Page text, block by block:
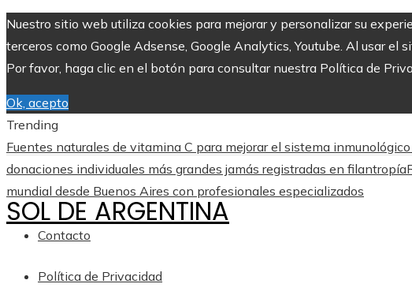
Nuestro sitio web utiliza cookies para mejorar y personalizar su
terceros como Google Adsense, Google Analytics, Youtube. Al usar
Por favor, haga clic en el botón para consultar nuestra Política de
Ok, acepto
Trending
Fuentes naturales de vitamina C para mejorar el sistema
donaciones individuales más grandes jamás registradas en filantropía
mundial desde Buenos Aires con profesionales especializados
Contacto
Política de Privacidad
SOL DE ARGENTINA